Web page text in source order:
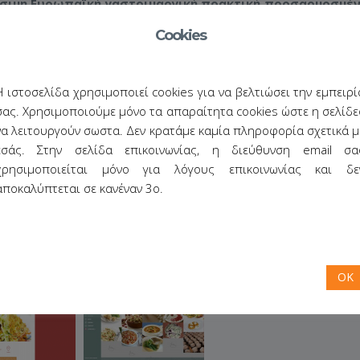
αυτονομίας και “Κάν’ το μόνος σου” συνδέοντας τι
από την Ευρωπαϊκή Ένωση και το πρόγραμμα
του έργου
μιας εύκολης στη χρήση, διαδραστικής πλατφόρμας
ηλεκτρονικό βιβλίο) που θα παρέχουν κατάλληλα
πληροφορίες συσχετισμένες με το φαγητό σε ανθρώπους
νέους στην αρχή της καριέρας τους, απλούς εργάτες και
Cookies
ιστοσελίδα χρησιμοποιεί cookies για να βελτιώσει την
Χρησιμοποιούμε μόνο τα απαραίτητα cookies ώστε η
λειτουργούν σωστα. Δεν κρατάμε καμία πληροφορία σχετικά
Στην σελίδα επικοινωνίας, η διεύθυνση email
μόνο για λόγους επικοινωνίας και
σε κανέναν 3ο.
OK